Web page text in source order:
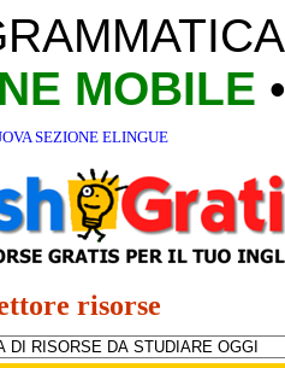
MOBILE
SEZIONE ELINGUE
risorse